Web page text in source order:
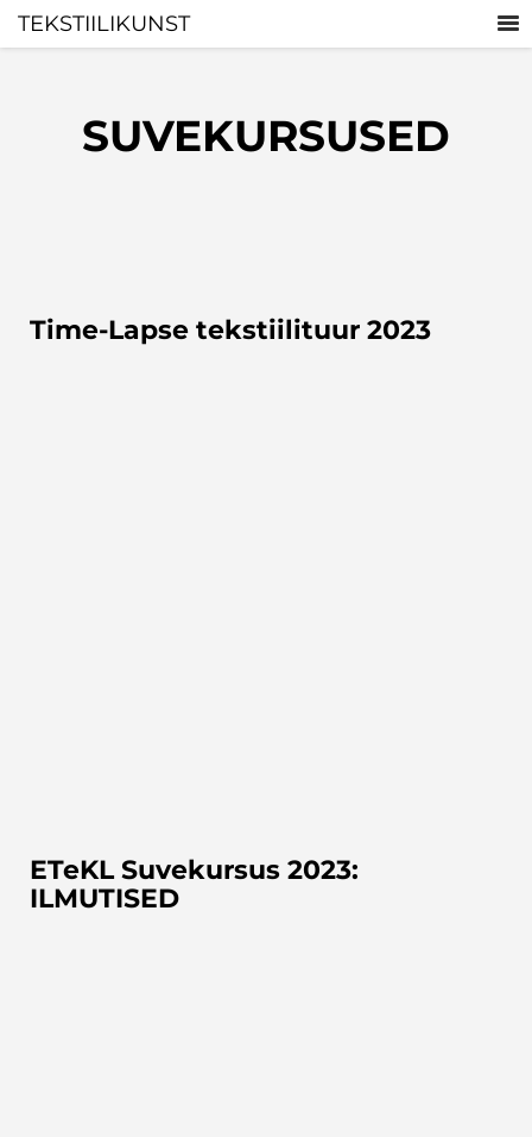
TEKSTIILIKUNST
SUVEKURSUSED
Time-Lapse tekstiilituur 2023
ETeKL Suvekursus 2023:
ILMUTISED